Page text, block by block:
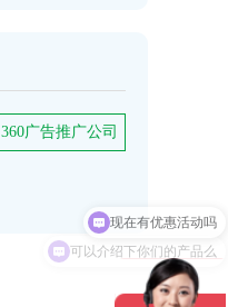
360广告推广公司
可以介绍下你们的产品么